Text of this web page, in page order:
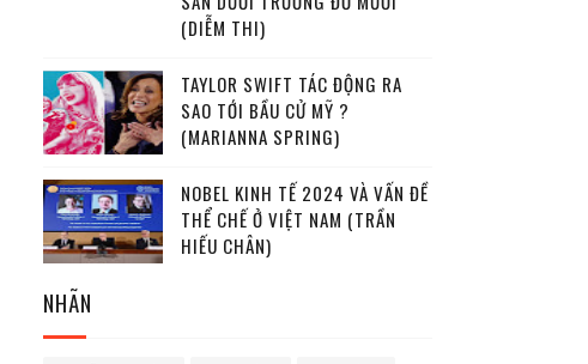
(DIỄM THI)
TAYLOR SWIFT TÁC ĐỘNG RA
SAO TỚI BẦU CỬ MỸ ?
(MARIANNA SPRING)
NOBEL KINH TẾ 2024 VÀ VẤN ĐỀ
THỂ CHẾ Ở VIỆT NAM (TRẦN
HIẾU CHÂN)
NHÃN